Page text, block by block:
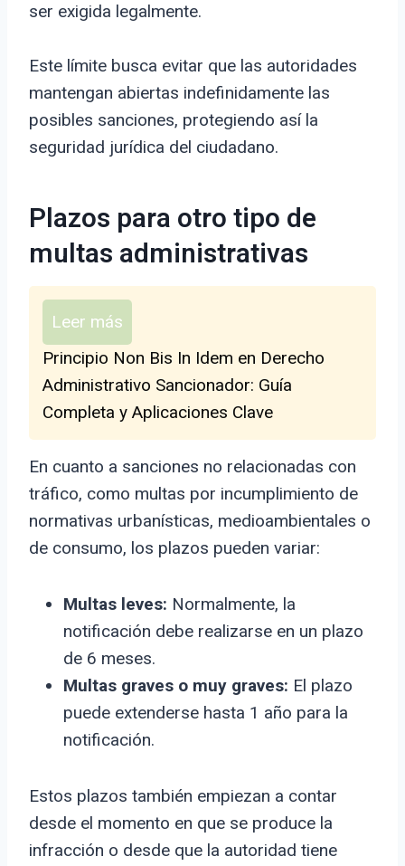
ser exigida legalmente.
Este límite busca evitar que las autoridades
mantengan abiertas indefinidamente las
posibles sanciones, protegiendo así la
seguridad jurídica del ciudadano.
Plazos para otro tipo de
multas administrativas
Leer más
Principio Non Bis In Idem en Derecho
Administrativo Sancionador: Guía
Completa y Aplicaciones Clave
En cuanto a sanciones no relacionadas con
tráfico, como multas por incumplimiento de
normativas urbanísticas, medioambientales o
de consumo, los plazos pueden variar:
Multas leves: Normalmente, la
notificación debe realizarse en un plazo
de 6 meses.
Multas graves o muy graves: El plazo
puede extenderse hasta 1 año para la
notificación.
Estos plazos también empiezan a contar
desde el momento en que se produce la
infracción o desde que la autoridad tiene